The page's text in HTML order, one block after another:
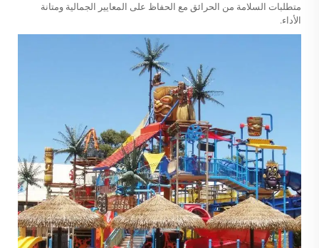
متطلبات السلامة من الحرائق مع الحفاظ على المعايير الجمالية ومتانة
الأداء.